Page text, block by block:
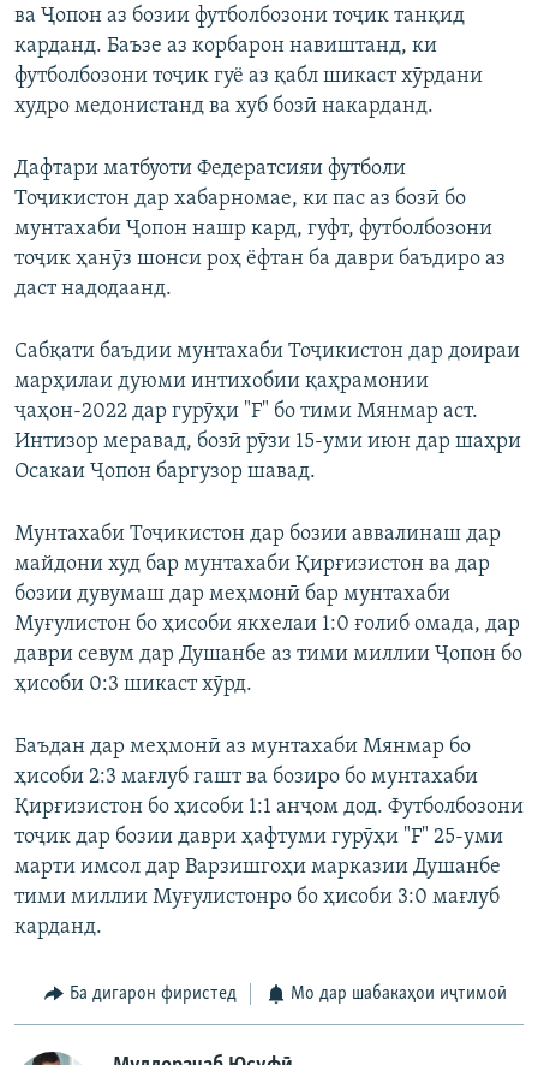
ва Ҷопон аз бозии футболбозони тоҷик танқид
карданд. Баъзе аз корбарон навиштанд, ки
футболбозони тоҷик гуё аз қабл шикаст хӯрдани
худро медонистанд ва хуб бозӣ накарданд.
Дафтари матбуоти Федератсияи футболи
Тоҷикистон дар хабарномае, ки пас аз бозӣ бо
мунтахаби Ҷопон нашр кард, гуфт, футболбозони
тоҷик ҳанӯз шонси роҳ ёфтан ба даври баъдиро аз
даст надодаанд.
Сабқати баъдии мунтахаби Тоҷикистон дар доираи
марҳилаи дуюми интихобии қаҳрамонии
ҷаҳон-2022 дар гурӯҳи "F" бо тими Мянмар аст.
Интизор меравад, бозӣ рӯзи 15-уми июн дар шаҳри
Осакаи Ҷопон баргузор шавад.
Мунтахаби Тоҷикистон дар бозии аввалинаш дар
майдони худ бар мунтахаби Қирғизистон ва дар
бозии дувумаш дар меҳмонӣ бар мунтахаби
Муғулистон бо ҳисоби якхелаи 1:0 ғолиб омада, дар
даври севум дар Душанбе аз тими миллии Ҷопон бо
ҳисоби 0:3 шикаст хӯрд.
Баъдан дар меҳмонӣ аз мунтахаби Мянмар бо
ҳисоби 2:3 мағлуб гашт ва бозиро бо мунтахаби
Қирғизистон бо ҳисоби 1:1 анҷом дод. Футболбозони
тоҷик дар бозии даври ҳафтуми гурӯҳи "F" 25-уми
марти имсол дар Варзишгоҳи марказии Душанбе
тими миллии Муғулистонро бо ҳисоби 3:0 мағлуб
карданд.
Ба дигарон фиристед Мо дар шабакаҳои иҷтимоӣ